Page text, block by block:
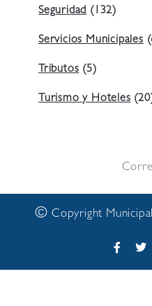
Seguridad (132)
Servicios Municipales
Tributos (5)
Turismo y Hoteles
© Copyright